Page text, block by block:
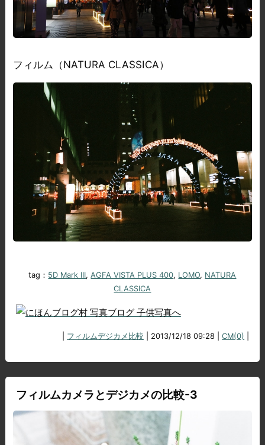
フィルム（NATURA CLASSICA）
tag： 5D Mark III,AGFA VISTA PLUS 400, LOMO, NATURA
CLASSICA
フィルムデジカメ比較 | 2013/12/18 09:28 |CM(0)
フィルムカメラとデジカメの比較-3